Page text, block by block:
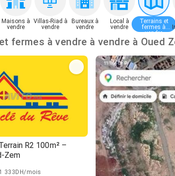
Maisons à
vendre
Villas-Riad à
vendre
Bureaux à
vendre
Local à
vendre
Terrains et
fermes à
vendre
Terrains et
R2 100m² –
Zem
1 333DH/mois